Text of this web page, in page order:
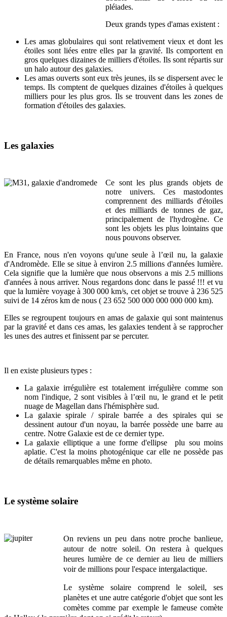
pléiades.
Deux grands types d'amas existent :
Les amas globulaires qui sont relativement vieux et dont les
étoiles sont liées entre elles par la gravité. Ils comportent en
gros quelques dizaines de milliers d'étoiles. Ils sont répartis sur
un halo autour des galaxies.
Les amas ouverts sont eux très jeunes, ils se dispersent avec le
temps. Ils comptent de quelques dizaines d'étoiles à quelques
milliers pour les plus gros. Ils se trouvent dans les zones de
formation d'étoiles des galaxies.
Les galaxies
Ce sont les plus grands objets de
notre univers. Ces mastodontes
comprennent des milliards d'étoiles
et des milliards de tonnes de gaz,
principalement de l'hydrogène. Ce
sont les objets les plus lointains que
nous pouvons observer.
En France, nous n'en voyons qu'une seule à l’œil nu, la galaxie
d'Andromède. Elle se situe à environ 2.5 millions d'années lumière.
Cela signifie que la lumière que nous observons a mis 2.5 millions
d'années à nous arriver. Nous regardons donc dans le passé !!! et vu
que la lumière voyage à 300 000 km/s, cet objet se trouve à 236 525
suivi de 14 zéros km de nous ( 23 652 500 000 000 000 000 km).
Elles se regroupent toujours en amas de galaxie qui sont maintenus
par la gravité et dans ces amas, les galaxies tendent à se rapprocher
les unes des autres et finissent par se percuter.
Il en existe plusieurs types :
La galaxie irrégulière est totalement irrégulière comme son
nom l'indique, 2 sont visibles à l’œil nu, le grand et le petit
nuage de Magellan dans l'hémisphère sud.
La galaxie spirale / spirale barrée a des spirales qui se
dessinent autour d'un noyau, la barrée possède une barre au
centre. Notre Galaxie est de ce dernier type.
La galaxie elliptique a une forme d'ellipse plu sou moins
aplatie. C'est la moins photogénique car elle ne possède pas
de détails remarquables même en photo.
Le système solaire
On reviens un peu dans notre proche banlieue,
autour de notre soleil. On restera à quelques
heures lumière de ce dernier au lieu de milliers
voir de millions pour l'espace intergalactique.
Le système solaire comprend le soleil, ses
planètes et une autre catégorie d'objet que sont les
comètes comme par exemple le fameuse comète